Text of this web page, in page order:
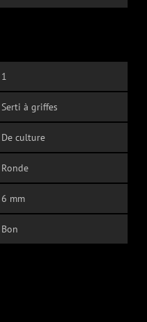
1
Serti à griffes
De culture
Ronde
6 mm
Bon